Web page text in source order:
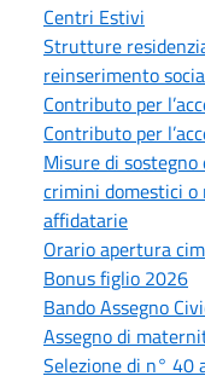
Centri Estivi
Strutture
reinserimento
Contributo per
Contributo per
Misure di
crimini domestici o
affidatarie
Orario apertura
Bonus figlio 2026
Bando Assegno
Assegno di
Selezione di n° 40